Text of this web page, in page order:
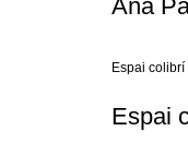
Ana
Espai colibrí
Espai